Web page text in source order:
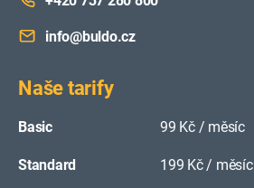
info@buldo.cz
Naše tarify
Basic 99 Kč / měsíc
Standard 199 Kč / měsíc